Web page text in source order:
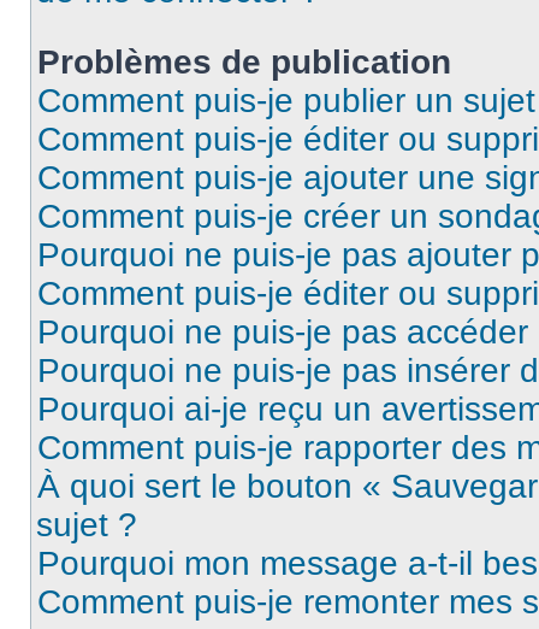
Problèmes de publication
Comment puis-je publier un
Comment puis-je éditer ou
Comment puis-je ajouter une
Comment puis-je créer un
Pourquoi ne puis-je pas ajouter
Comment puis-je éditer ou
Pourquoi ne puis-je pas
Pourquoi ne puis-je pas insérer
Pourquoi ai-je reçu un
Comment puis-je rapporter des
À quoi sert le bouton «
sujet ?
Pourquoi mon message a-t-il
Comment puis-je remonter mes